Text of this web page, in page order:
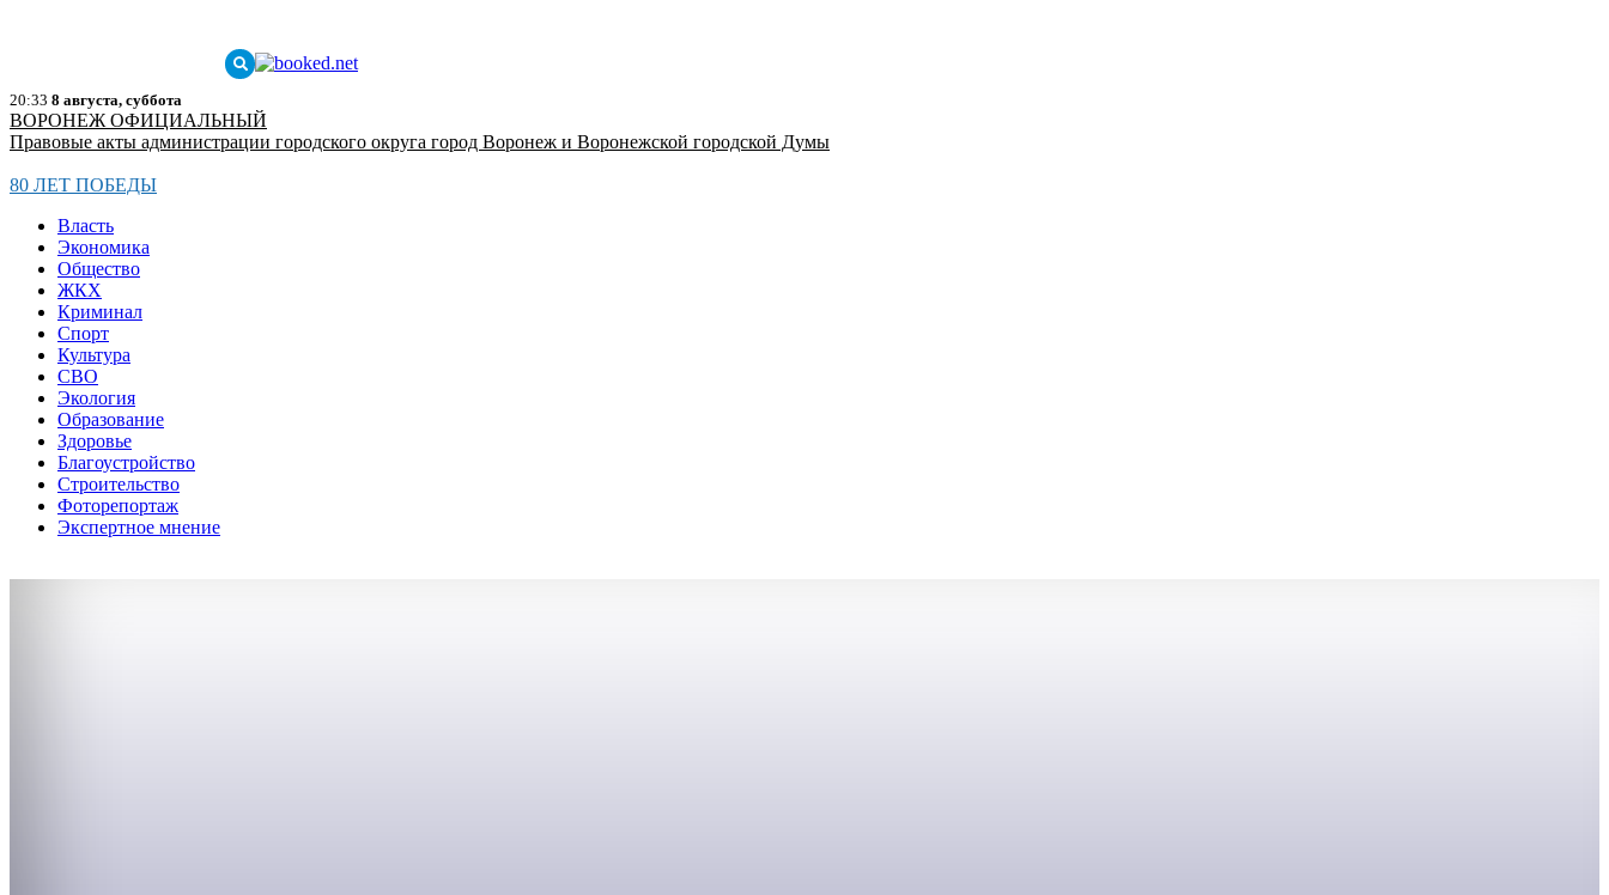
20:33 8 августа, суббота
ВОРОНЕЖ ОФИЦИАЛЬНЫЙ
Правовые акты администрации городского округа город Воронеж и Воронежской городской Думы
80 ЛЕТ ПОБЕДЫ
Власть
Экономика
Общество
ЖКХ
Криминал
Спорт
Культура
СВО
Экология
Образование
Здоровье
Благоустройство
Строительство
Фоторепортаж
Экспертное мнение